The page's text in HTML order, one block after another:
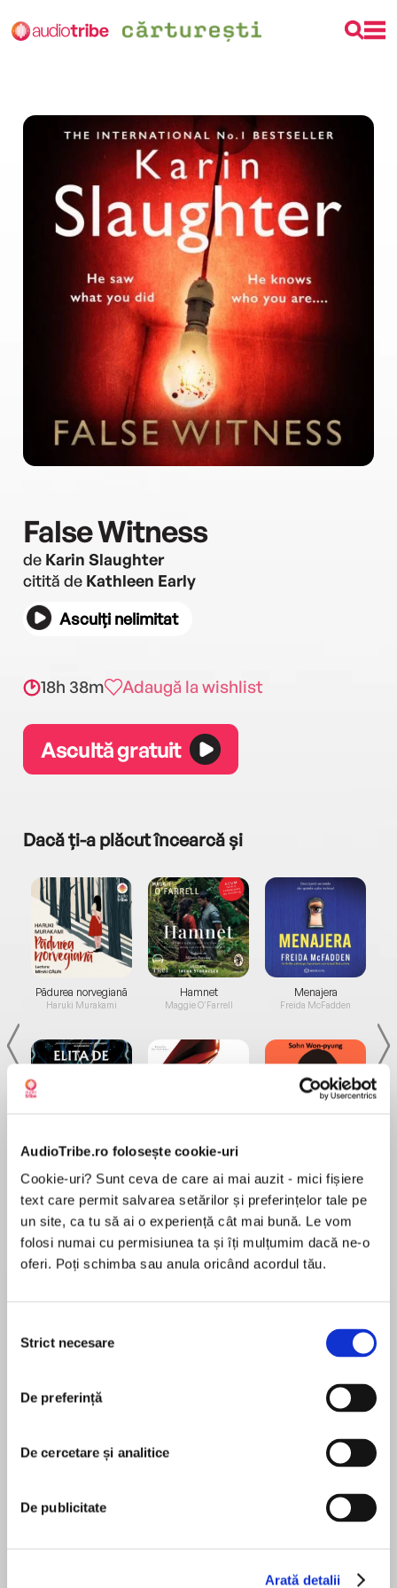
AudioTribe.ro folosește cookie-uri
Cookie-uri? Sunt ceva de care ai mai auzit - mici fișiere
text care permit salvarea setărilor și preferințelor tale pe
un site, ca tu să ai o experiență cât mai bună. Le vom
folosi numai cu permisiunea ta și îți mulțumim dacă ne-o
oferi. Poți schimba sau anula oricând acordul tău.
consimțământului
Strict necesare
De preferință
De cercetare și analitice
De publicitate
Arată detalii
False Witness
de Karin Slaughter
citită de Kathleen Early
Asculți nelimitat
18h 38m Adaugă la wishlist
Ascultă gratuit
Dacă ți-a plăcut încearcă și
Pădurea norvegiană
Haruki Murakami
Elita de Argint (Elita
Hamnet
Maggie O'Farrell
Diavolul se îmbracă de
Menajera
Freida McFadden
Desprecarte
Two sisters
Leigh doesn’t like to talk about her sister.
MAI MULT
pentru această carte